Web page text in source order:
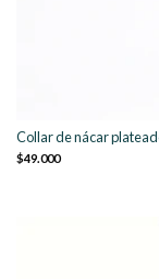
Collar de nácar
$49.000